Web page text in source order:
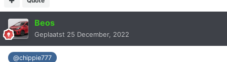
Beos
Geplaatst 25 December, 2022
@chippie777